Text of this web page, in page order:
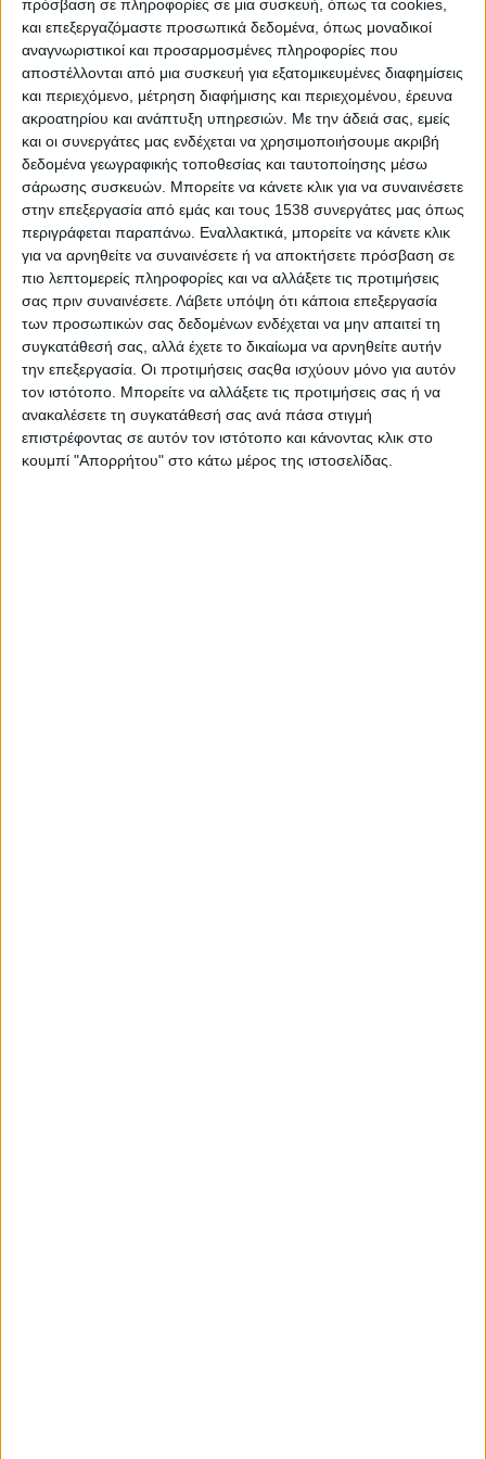
πρόσβαση σε πληροφορίες σε μια συσκευή, όπως τα cookies,
και επεξεργαζόμαστε προσωπικά δεδομένα, όπως μοναδικοί
αναγνωριστικοί και προσαρμοσμένες πληροφορίες που
αποστέλλονται από μια συσκευή για εξατομικευμένες διαφημίσεις
και περιεχόμενο, μέτρηση διαφήμισης και περιεχομένου, έρευνα
ακροατηρίου και ανάπτυξη υπηρεσιών. Με την άδειά σας, εμείς
και οι συνεργάτες μας ενδέχεται να χρησιμοποιήσουμε ακριβή
δεδομένα γεωγραφικής τοποθεσίας και ταυτοποίησης μέσω
σάρωσης συσκευών. Μπορείτε να κάνετε κλικ για να συναινέσετε
στην επεξεργασία από εμάς και τους 1538 συνεργάτες μας όπως
περιγράφεται παραπάνω. Εναλλακτικά, μπορείτε να κάνετε κλικ
για να αρνηθείτε να συναινέσετε ή να αποκτήσετε πρόσβαση σε
πιο λεπτομερείς πληροφορίες και να αλλάξετε τις προτιμήσεις
σας πριν συναινέσετε. Λάβετε υπόψη ότι κάποια επεξεργασία
των προσωπικών σας δεδομένων ενδέχεται να μην απαιτεί τη
συγκατάθεσή σας, αλλά έχετε το δικαίωμα να αρνηθείτε αυτήν
την επεξεργασία. Οι προτιμήσεις σαςθα ισχύουν μόνο για αυτόν
τον ιστότοπο. Μπορείτε να αλλάξετε τις προτιμήσεις σας ή να
ανακαλέσετε τη συγκατάθεσή σας ανά πάσα στιγμή
επιστρέφοντας σε αυτόν τον ιστότοπο και κάνοντας κλικ στο
κουμπί "Απορρήτου" στο κάτω μέρος της ιστοσελίδας.
Στατιστικά Athens #JobFestival
2019
Στατιστικά Thessaloniki
#JobFestival 2019
Στατιστικά Athens #JobFestival
2018
Στατιστικά Thessaloniki
#JobFestival 2018
Στατιστικά Athens #JobFestival
2017
Στατιστικά Thessaloniki
#JobFestival 2017
Στατιστικά Athens #JobFestival
2016
Στατιστικά Athens #JobFestival